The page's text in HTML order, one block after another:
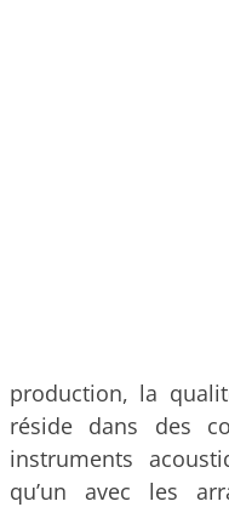
production, la
réside dans des
instruments
qu’un avec les